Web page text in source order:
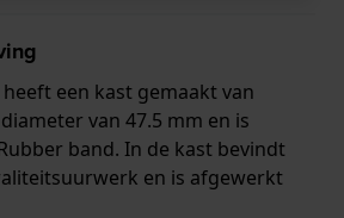
een kast gemaakt van
van 47.5 mm en is
band. In de kast bevindt
en is afgewerkt